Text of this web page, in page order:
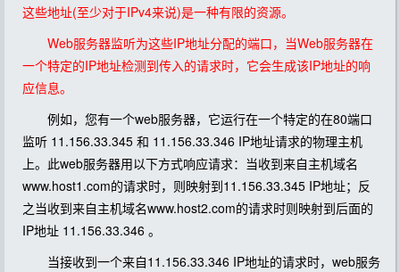
这些地址(至少对于IPv4来说)是一种有限的资源。
Web服务器监听为这些IP地址分配的端口，当Web服务器在
一个特定的IP地址检测到传入的请求时，它会生成该IP地址的响
应信息。
例如，您有一个web服务器，它运行在一个特定的在80端口
监听 11.156.33.345 和 11.156.33.346 IP地址请求的物理主机
上。此web服务器用以下方式响应请求：当收到来自主机域名
www.host1.com的请求时，则映射到11.156.33.345 IP地址；反
之当收到来自主机域名www.host2.com的请求时则映射到后面的
IP地址 11.156.33.346 。
当接收到一个来自11.156.33.346 IP地址的请求时，web服务